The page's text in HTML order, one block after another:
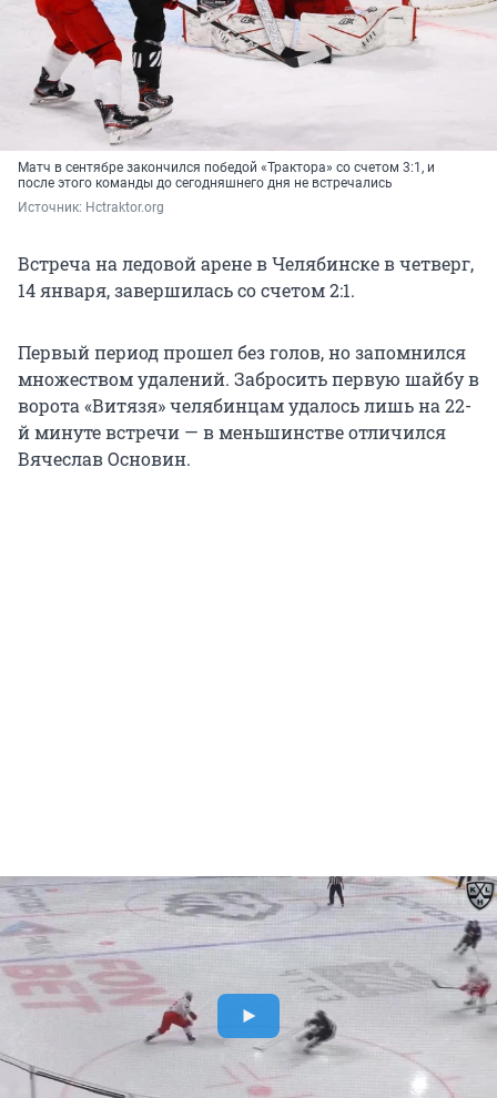
Матч в сентябре закончился победой «Трактора» со счетом 3:1, и
после этого команды до сегодняшнего дня не встречались
Источник: Нctraktor.org
Встреча на ледовой арене в Челябинске в четверг,
14 января, завершилась со счетом 2:1.
Первый период прошел без голов, но запомнился
множеством удалений. Забросить первую шайбу в
ворота «Витязя» челябинцам удалось лишь на 22-
й минуте встречи — в меньшинстве отличился
Вячеслав Основин.